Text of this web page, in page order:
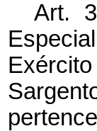
Art.